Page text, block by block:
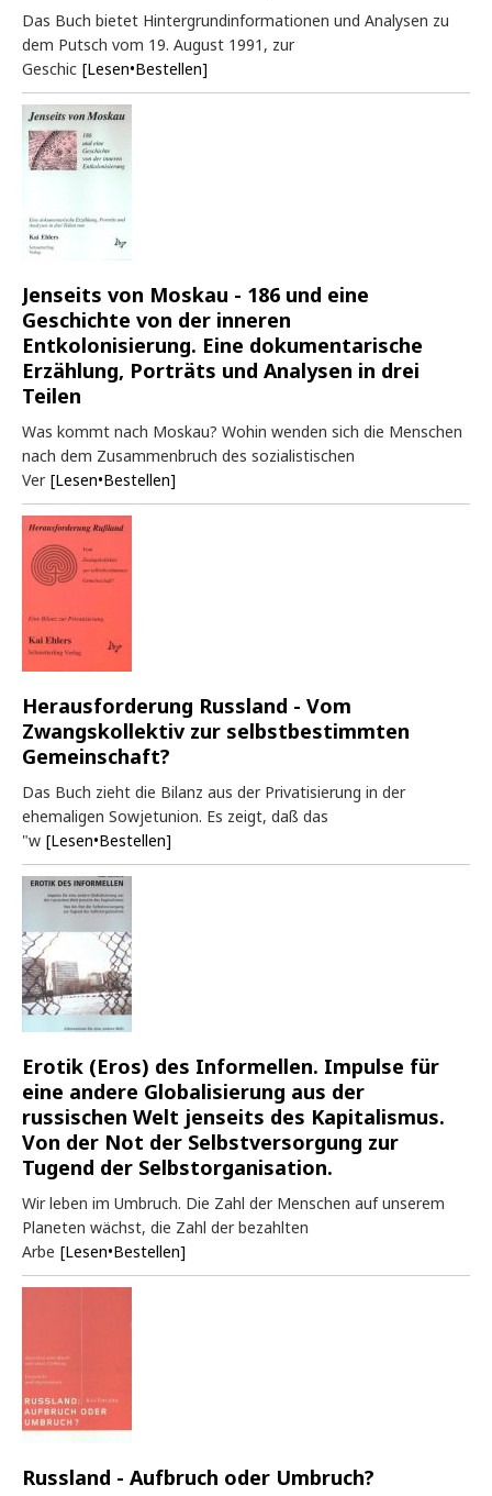
Das Buch bietet Hintergrundinformationen und Analysen zu
dem Putsch vom 19. August 1991, zur
Geschic [Lesen•Bestellen]
Jenseits von Moskau - 186 und eine
Geschichte von der inneren
Entkolonisierung. Eine dokumentarische
Erzählung, Porträts und Analysen in drei
Teilen
Was kommt nach Moskau? Wohin wenden sich die Menschen
nach dem Zusammenbruch des sozialistischen
Ver [Lesen•Bestellen]
Herausforderung Russland - Vom
Zwangskollektiv zur selbstbestimmten
Gemeinschaft?
Das Buch zieht die Bilanz aus der Privatisierung in der
ehemaligen Sowjetunion. Es zeigt, daß das
"w [Lesen•Bestellen]
Erotik (Eros) des Informellen. Impulse für
eine andere Globalisierung aus der
russischen Welt jenseits des Kapitalismus.
Von der Not der Selbstversorgung zur
Tugend der Selbstorganisation.
Wir leben im Umbruch. Die Zahl der Menschen auf unserem
Planeten wächst, die Zahl der bezahlten
Arbe [Lesen•Bestellen]
Russland - Aufbruch oder Umbruch?